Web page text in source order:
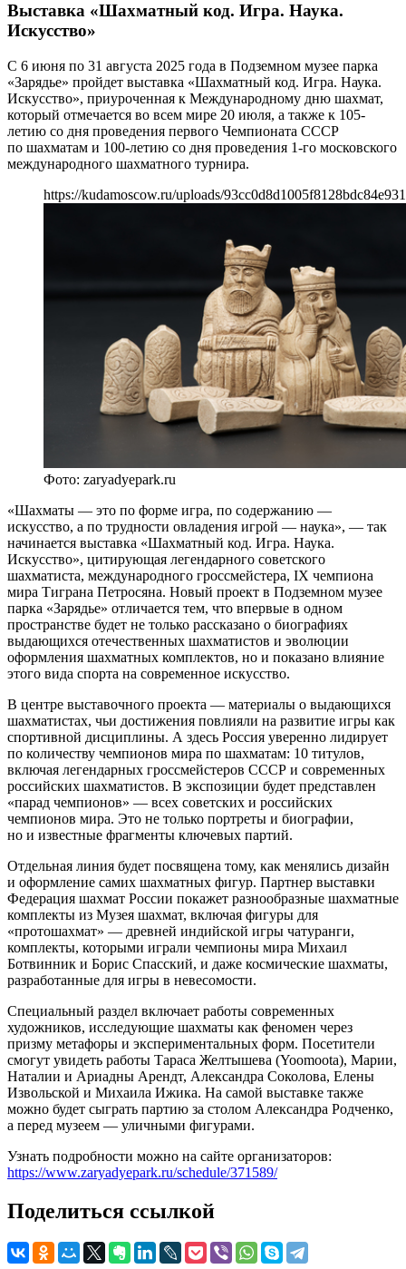
Выставка «Шахматный код. Игра. Наука.
Искусство»
С 6 июня по 31 августа 2025 года в Подземном музее парка
«Зарядье» пройдет выставка «Шахматный код. Игра. Наука.
Искусство», приуроченная к Международному дню шахмат,
который отмечается во всем мире 20 июля, а также к 105-
летию со дня проведения первого Чемпионата СССР
по шахматам и 100-летию со дня проведения 1-го московского
международного шахматного турнира.
https://kudamoscow.ru/uploads/
Фото: zaryadyepark.ru
«Шахматы — это по форме игра, по содержанию —
искусство, а по трудности овладения игрой — наука», — так
начинается выставка «Шахматный код. Игра. Наука.
Искусство», цитирующая легендарного советского
шахматиста, международного гроссмейстера, IX чемпиона
мира Тиграна Петросяна. Новый проект в Подземном музее
парка «Зарядье» отличается тем, что впервые в одном
пространстве будет не только рассказано о биографиях
выдающихся отечественных шахматистов и эволюции
оформления шахматных комплектов, но и показано влияние
этого вида спорта на современное искусство.
В центре выставочного проекта — материалы о выдающихся
шахматистах, чьи достижения повлияли на развитие игры как
спортивной дисциплины. А здесь Россия уверенно лидирует
по количеству чемпионов мира по шахматам: 10 титулов,
включая легендарных гроссмейстеров СССР и современных
российских шахматистов. В экспозиции будет представлен
«парад чемпионов» — всех советских и российских
чемпионов мира. Это не только портреты и биографии,
но и известные фрагменты ключевых партий.
Отдельная линия будет посвящена тому, как менялись дизайн
и оформление самих шахматных фигур. Партнер выставки
Федерация шахмат России покажет разнообразные шахматные
комплекты из Музея шахмат, включая фигуры для
«протошахмат» — древней индийской игры чатуранги,
комплекты, которыми играли чемпионы мира Михаил
Ботвинник и Борис Спасский, и даже космические шахматы,
разработанные для игры в невесомости.
Специальный раздел включает работы современных
художников, исследующие шахматы как феномен через
призму метафоры и экспериментальных форм. Посетители
смогут увидеть работы Тараса Желтышева (Yoomoota), Марии,
Наталии и Ариадны Арендт, Александра Соколова, Елены
Извольской и Михаила Ижика. На самой выставке также
можно будет сыграть партию за столом Александра Родченко,
а перед музеем — уличными фигурами.
Узнать подробности можно на сайте организаторов:
https://www.zaryadyepark.ru/schedule/371589/
Поделиться ссылкой